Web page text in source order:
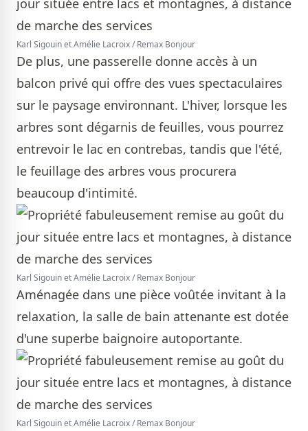
Karl Sigouin et Amélie Lacroix / Remax Bonjour
De plus, une passerelle donne accès à un
balcon privé qui offre des vues spectaculaires
sur le paysage environnant. L'hiver, lorsque les
arbres sont dégarnis de feuilles, vous pourrez
entrevoir le lac en contrebas, tandis que l'été,
le feuillage des arbres vous procurera
beaucoup d'intimité.
Karl Sigouin et Amélie Lacroix / Remax Bonjour
Aménagée dans une pièce voûtée invitant à la
relaxation, la salle de bain attenante est dotée
d'une superbe baignoire autoportante.
Karl Sigouin et Amélie Lacroix / Remax Bonjour